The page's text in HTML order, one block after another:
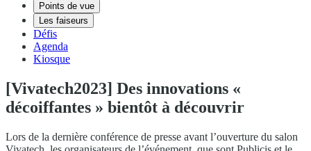
Points de vue
Les faiseurs
Défis
Agenda
Kiosque
[Vivatech2023] Des innovations «
décoiffantes » bientôt à découvrir
Lors de la dernière conférence de presse avant l’ouverture du salon